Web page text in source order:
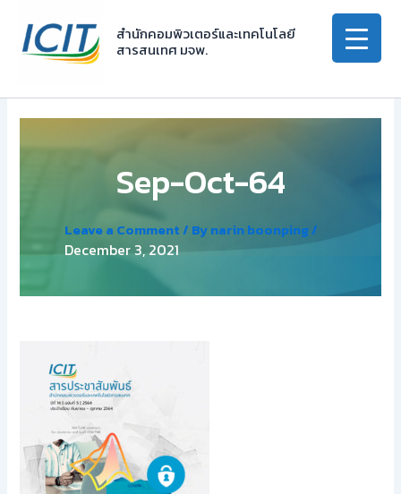
content
สำนักคอมพิวเตอร์และเทคโนโลยี
สารสนเทศ มจพ.
Sep-Oct-64
Leave a Comment / Bynarin boonping/
December 3, 2021